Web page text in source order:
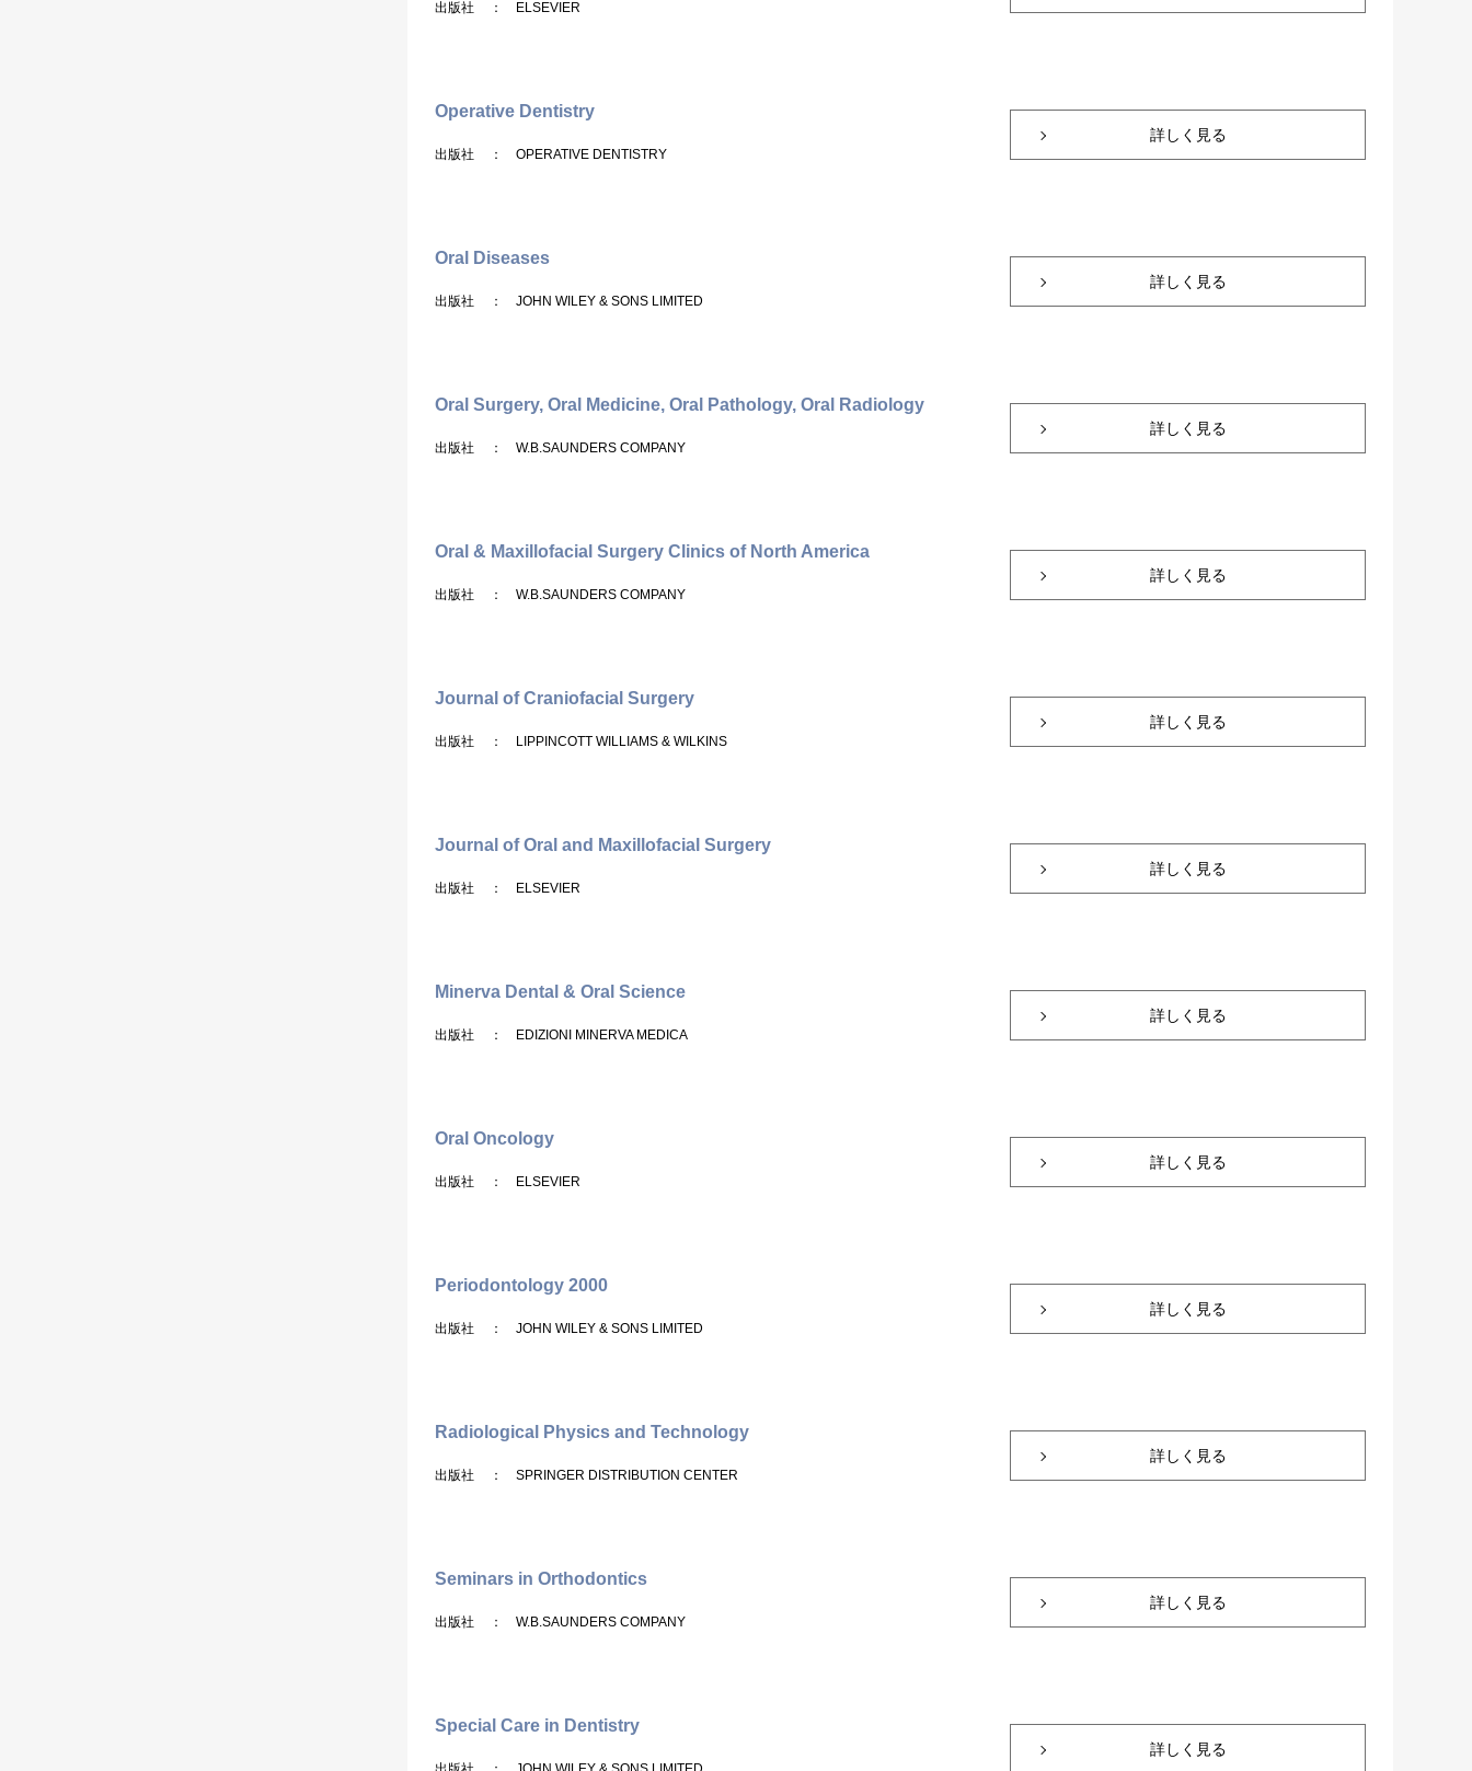
出版社 ： ELSEVIER
Operative Dentistry
出版社 ： OPERATIVE DENTISTRY
詳しく見る
Oral Diseases
出版社 ： JOHN WILEY & SONS LIMITED
詳しく見る
Oral Surgery, Oral Medicine, Oral Pathology, Oral Radiology
出版社 ： W.B.SAUNDERS COMPANY
詳しく見る
Oral & Maxillofacial Surgery Clinics of North America
出版社 ： W.B.SAUNDERS COMPANY
詳しく見る
Journal of Craniofacial Surgery
出版社 ： LIPPINCOTT WILLIAMS & WILKINS
詳しく見る
Journal of Oral and Maxillofacial Surgery
出版社 ： ELSEVIER
詳しく見る
Minerva Dental & Oral Science
出版社 ： EDIZIONI MINERVA MEDICA
詳しく見る
Oral Oncology
出版社 ： ELSEVIER
詳しく見る
Periodontology 2000
出版社 ： JOHN WILEY & SONS LIMITED
詳しく見る
Radiological Physics and Technology
出版社 ： SPRINGER DISTRIBUTION CENTER
詳しく見る
Seminars in Orthodontics
出版社 ： W.B.SAUNDERS COMPANY
詳しく見る
Special Care in Dentistry
詳しく見る